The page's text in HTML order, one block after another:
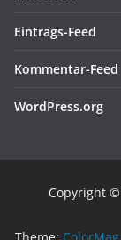
Eintrags-Feed
Kommentar-Feed
WordPress.org
Copyright